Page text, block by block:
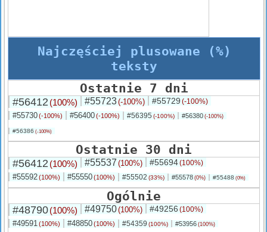
Najczęściej plusowane (%)
teksty
Ostatnie 7 dni
#56412 (100%) #55723(-100%) #55729 (-100%)
#55730(-100%) #56400(-100%) #56395 (-100%) #56380 (-100%)
#56386 (-100%)
Ostatnie 30 dni
#56412 (100%) #55537 (100%) #55694(100%)
#55592(100%) #55550(100%) #55502 (33%) #55578 (0%) #55488 (0%)
Ogólnie
#48790(100%) #49750(100%) #49256 (100%)
#49591(100%) #48850(100%) #54359 (100%) #53956 (100%)